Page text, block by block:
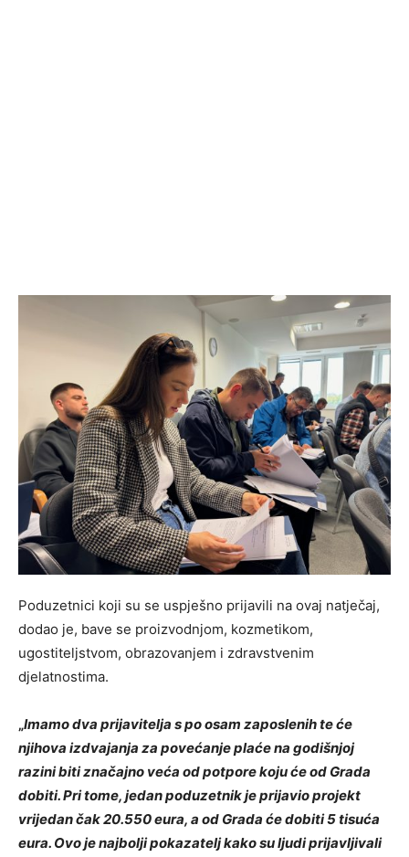
Poduzetnici koji su se uspješno prijavili na ovaj natječaj,
dodao je, bave se proizvodnjom, kozmetikom,
ugostiteljstvom, obrazovanjem i zdravstvenim
djelatnostima.
„Imamo dva prijavitelja s po osam zaposlenih te će
njihova izdvajanja za povećanje plaće na godišnjoj
razini biti značajno veća od potpore koju će od Grada
dobiti. Pri tome, jedan poduzetnik je prijavio projekt
vrijedan čak 20.550 eura, a od Grada će dobiti 5 tisuća
eura. Ovo je najbolji pokazatelj kako su ljudi prijavljivali